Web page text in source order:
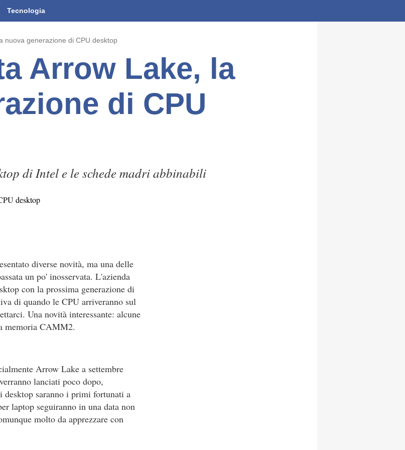
Tecnologia
nuova generazione di CPU desktop
Arrow Lake, la
di CPU
di Intel e le schede madri abbinabili
diverse novità, ma una delle
un po' inosservata. L'azienda
con la prossima generazione di
di quando le CPU arriveranno sul
Una novità interessante: alcune
memoria CAMM2.
Arrow Lake a settembre
lanciati poco dopo,
desktop saranno i primi fortunati a
laptop seguiranno in una data non
molto da apprezzare con